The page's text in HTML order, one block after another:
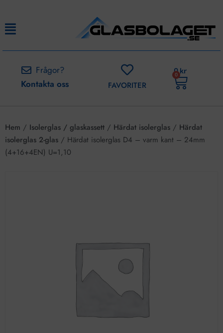
Frågor?
Kontakta oss
FAVORITER
0kr
0
Hem / Isolerglas / glaskassett / Härdat isolerglas / Härdat
isolerglas 2-glas / Härdat isolerglas D4 – varm kant – 24mm
(4+16+4EN) U=1,10